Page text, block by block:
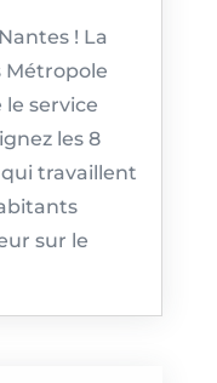
! La
Métropole
service
les 8
travaillent
sur le